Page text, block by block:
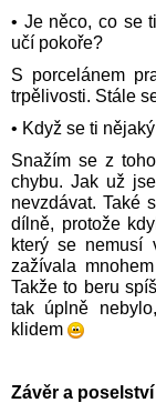
• Je něco, co se
učí pokoře?
S porcelánem
trpělivosti. Stále
• Když se ti
Snažím se z
chybu. Jak už
nevzdávat. Také
dílně, protože
který se nemusí
zažívala
Takže to beru
tak úplně
klidem
Závěr a